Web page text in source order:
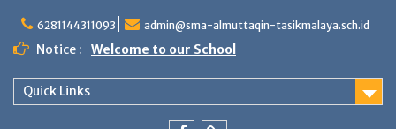
content
6281144311093 admin@sma-almuttaqin-tasikmalaya.sch.id
Notice : Welcome to our School
Quick Links